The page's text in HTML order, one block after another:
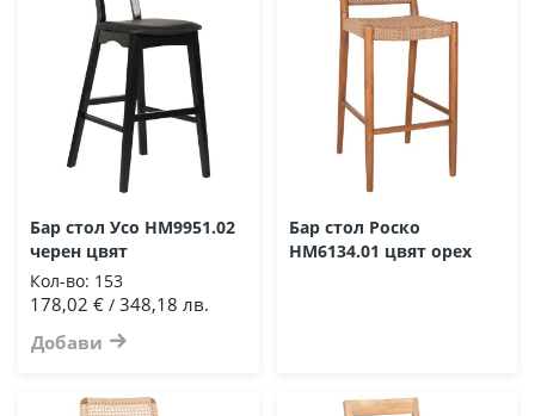
Бар стол Усо HM9951.02
черен цвят
Кол-во: 153
178,02 € / 348,18 лв.
Добави
Бар стол Роско
HM6134.01 цвят орех